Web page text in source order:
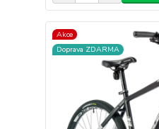
Akce
Doprava ZDARMA